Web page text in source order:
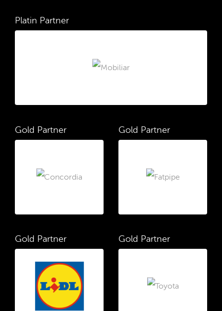
Platin Partner
Gold Partner Gold Partner
Gold Partner Gold Partner